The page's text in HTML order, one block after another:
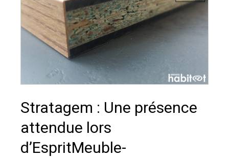
Stratagem : Une présence
attendue lors
d’EspritMeuble-